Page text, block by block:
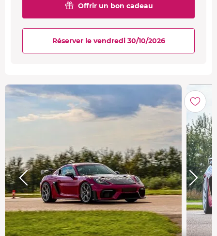
Offrir un bon cadeau
Réserver le vendredi 30/10/2026